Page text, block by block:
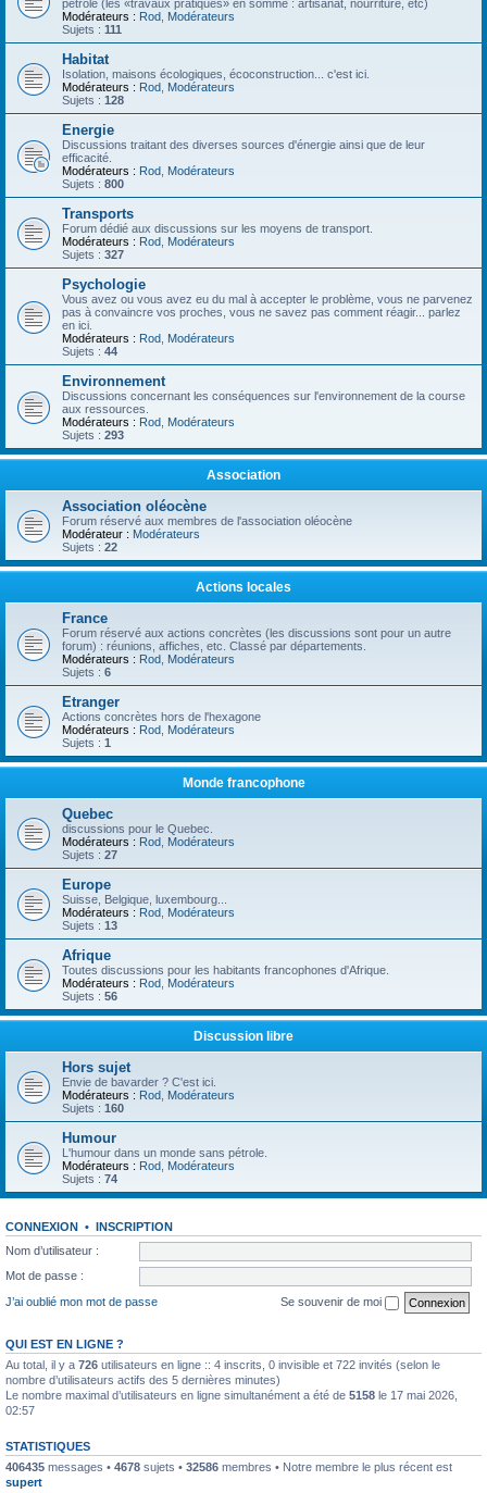
pétrole (les «travaux pratiques» en somme : artisanat, nourriture, etc)
Modérateurs : Rod Modérateurs
Sujets : 111
Habitat
Isolation, maisons écologiques, écoconstruction... c'est ici.
Modérateurs : Rod Modérateurs
Sujets : 128
Energie
Discussions traitant des diverses sources d'énergie ainsi que de leur
efficacité.
Modérateurs : Rod Modérateurs
Sujets : 800
Transports
Forum dédié aux discussions sur les moyens de transport.
Modérateurs : Rod Modérateurs
Sujets : 327
Psychologie
Vous avez ou vous avez eu du mal à accepter le problème, vous ne parvenez
pas à convaincre vos proches, vous ne savez pas comment réagir... parlez
en ici.
Modérateurs : Rod Modérateurs
Sujets : 44
Environnement
Discussions concernant les conséquences sur l'environnement de la course
aux ressources.
Modérateurs : Rod Modérateurs
Sujets : 293
Association
Association oléocène
Forum réservé aux membres de l'association oléocène
Modérateur : Modérateurs
Sujets : 22
Actions locales
France
Forum réservé aux actions concrètes (les discussions sont pour un autre
forum) : réunions, affiches, etc. Classé par départements.
Modérateurs : Rod Modérateurs
Sujets : 6
Etranger
Actions concrètes hors de l'hexagone
Modérateurs : Rod Modérateurs
Sujets : 1
Monde francophone
Quebec
discussions pour le Quebec.
Modérateurs : Rod Modérateurs
Sujets : 27
Europe
Suisse, Belgique, luxembourg...
Modérateurs : Rod Modérateurs
Sujets : 13
Afrique
Toutes discussions pour les habitants francophones d'Afrique.
Modérateurs : Rod Modérateurs
Sujets : 56
Discussion libre
Hors sujet
Envie de bavarder ? C'est ici.
Modérateurs : Rod Modérateurs
Sujets : 160
Humour
L'humour dans un monde sans pétrole.
Modérateurs : Rod Modérateurs
Sujets : 74
CONNEXION • INSCRIPTION
Nom d’utilisateur :
Mot de passe :
J’ai oublié mon mot de passe
Se souvenir de moi
QUI EST EN LIGNE ?
Au total, il y a 726 utilisateurs en ligne :: 4 inscrits, 0 invisible et 722 invités (selon le
nombre d’utilisateurs actifs des 5 dernières minutes)
Le nombre maximal d’utilisateurs en ligne simultanément a été de 5158 le 17 mai 2026,
02:57
STATISTIQUES
406435 messages • 4678 sujets • 32586 membres • Notre membre le plus récent est
supert